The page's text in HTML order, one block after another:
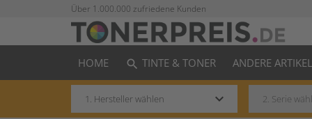
Über 1.000.000 zufriedene Kunden
HOME search TINTE & TONER ANDERE ARTIKEL
keyboard_arrow_down